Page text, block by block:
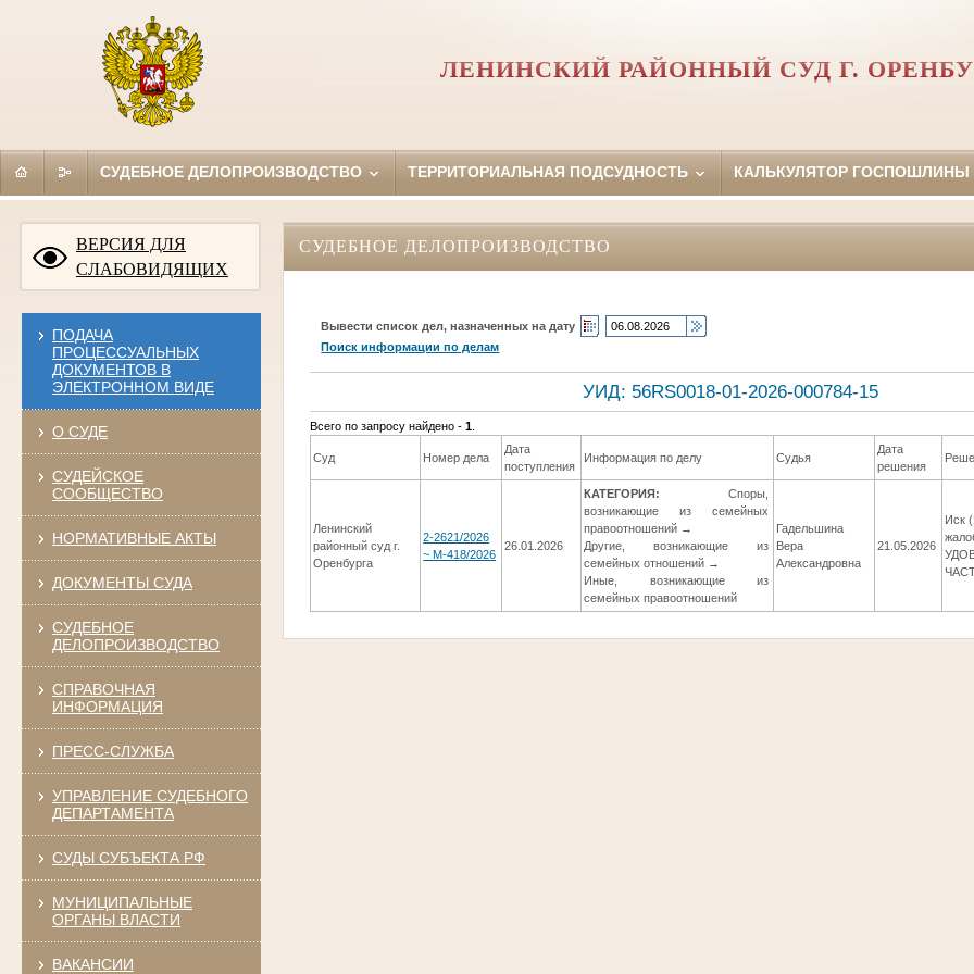
ЛЕНИНСКИЙ РАЙОННЫЙ СУД Г.
СУДЕБНОЕ ДЕЛОПРОИЗВОДСТВО ТЕРРИТОРИАЛЬНАЯ ПОДСУДНОСТЬ КАЛЬКУЛЯТОР ГОСПОШЛИНЫ
ВЕРСИЯ ДЛЯ
СЛАБОВИДЯЩИХ
ПОДАЧА
ПРОЦЕССУАЛЬНЫХ
ДОКУМЕНТОВ В
ЭЛЕКТРОННОМ ВИДЕ
О СУДЕ
СУДЕЙСКОЕ
СООБЩЕСТВО
НОРМАТИВНЫЕ АКТЫ
ДОКУМЕНТЫ СУДА
СУДЕБНОЕ
ДЕЛОПРОИЗВОДСТВО
СПРАВОЧНАЯ
ИНФОРМАЦИЯ
ПРЕСС-СЛУЖБА
УПРАВЛЕНИЕ СУДЕБНОГО
ДЕПАРТАМЕНТА
СУДЫ СУБЪЕКТА РФ
МУНИЦИПАЛЬНЫЕ
ОРГАНЫ ВЛАСТИ
ВАКАНСИИ
СУДЕБНОЕ ДЕЛОПРОИЗВОДСТВО
Вывести список дел, назначенных на дату
Поиск информации по делам
УИД: 56RS0018-01-2026-000784-15
Всего по запросу найдено -1
Суд Номер дела
Дата
поступления
Информация по делу Судья
Дата
решения
Ленинский
районный суд г.
Оренбурга
2-2621/2026
~ М-418/2026
26.01.2026
КАТЕГОРИЯ: Споры,
возникающие из семейных
правоотношений →
Другие, возникающие из
семейных отношений →
Иные, возникающие из
семейных правоотношений
Гадельшина
Вера
Александровна
21.05.2026
Иск